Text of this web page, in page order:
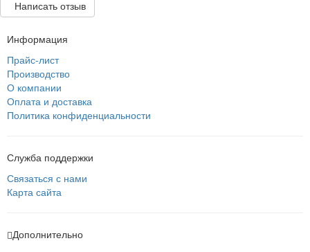
Написать отзыв
Информация
Прайс-лист
Производство
О компании
Оплата и доставка
Политика конфиденциальности
Служба поддержки
Связаться с нами
Карта сайта
Дополнительно